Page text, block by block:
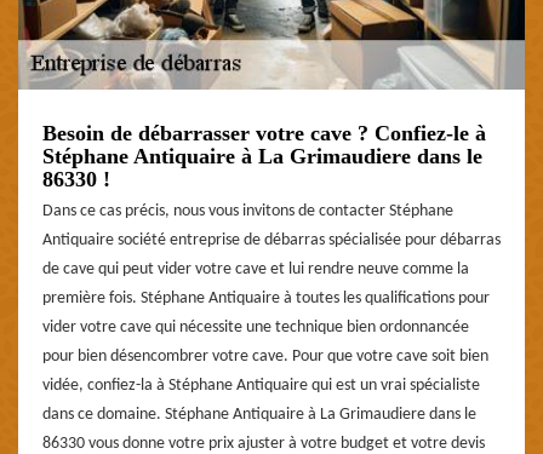
Besoin de débarrasser votre cave ? Confiez-le à
Stéphane Antiquaire à La Grimaudiere dans le
86330 !
Dans ce cas précis, nous vous invitons de contacter Stéphane
Antiquaire société entreprise de débarras spécialisée pour débarras
de cave qui peut vider votre cave et lui rendre neuve comme la
première fois. Stéphane Antiquaire à toutes les qualifications pour
vider votre cave qui nécessite une technique bien ordonnancée
pour bien désencombrer votre cave. Pour que votre cave soit bien
vidée, confiez-la à Stéphane Antiquaire qui est un vrai spécialiste
dans ce domaine. Stéphane Antiquaire à La Grimaudiere dans le
86330 vous donne votre prix ajuster à votre budget et votre devis